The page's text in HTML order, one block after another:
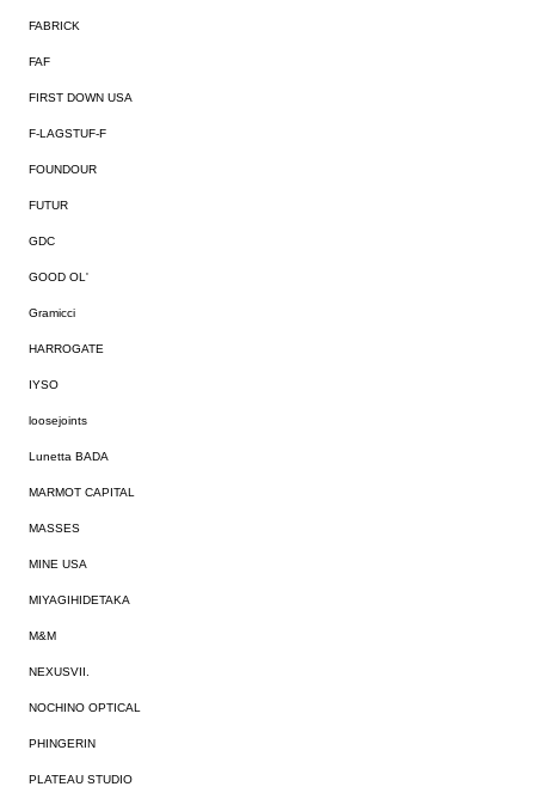
FABRICK
FAF
FIRST DOWN USA
F-LAGSTUF-F
FOUNDOUR
FUTUR
GDC
GOOD OL'
Gramicci
HARROGATE
IYSO
loosejoints
Lunetta BADA
MARMOT CAPITAL
MASSES
MINE USA
MIYAGIHIDETAKA
M&M
NEXUSVII.
NOCHINO OPTICAL
PHINGERIN
PLATEAU STUDIO